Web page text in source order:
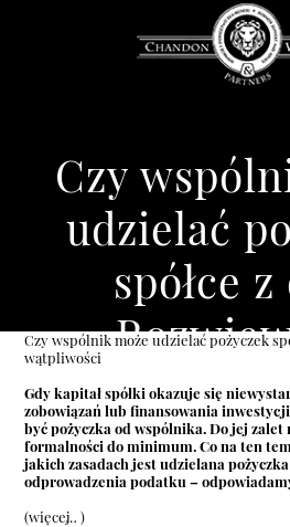
Czy
udzielać
spółce z
Czy wspólnik może udzielać pożyczek
wątpliwości
Gdy kapitał spółki okazuje się
zobowiązań lub finansowania
być pożyczka od wspólnika. Do jej zalet
formalności do minimum. Co na ten
jakich zasadach jest udzielana
odprowadzenia podatku –
(więcej…)